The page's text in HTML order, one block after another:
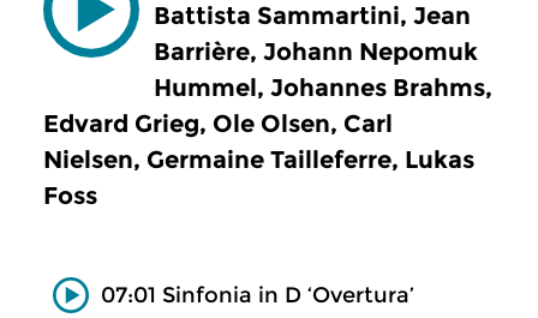
Battista Sammartini, Jean
Barrière, Johann Nepomuk
Hummel, Johannes Brahms,
Edvard Grieg, Ole Olsen, Carl
Nielsen, Germaine Tailleferre, Lukas
Foss
07:01 Sinfonia in D ‘Overtura’